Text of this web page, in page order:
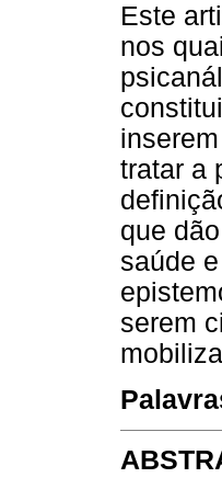
Este
nos
tratar a
que
saúde
serem